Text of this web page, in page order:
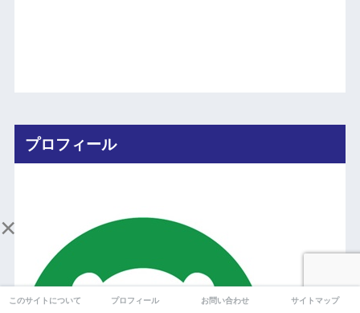
プロフィール
×
このサイトについて プロフィール お問い合わせ サイトマップ